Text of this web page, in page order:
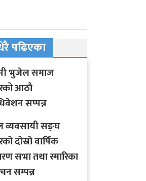
पढिएका
भुजेल समाज
आठाै
सप्पन्न
व्यवसायी सङ्घ
दोस्रो वार्षिक
सभा तथा स्मारिका
सम्पन्न